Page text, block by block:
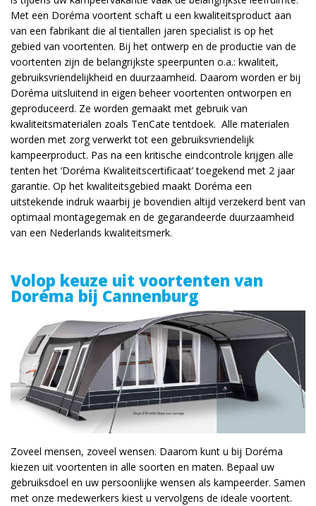
Met een Doréma voortent schaft u een kwaliteitsproduct aan
van een fabrikant die al tientallen jaren specialist is op het
gebied van voortenten. Bij het ontwerp en de productie van de
voortenten zijn de belangrijkste speerpunten o.a.: kwaliteit,
gebruiksvriendelijkheid en duurzaamheid. Daarom worden er bij
Doréma uitsluitend in eigen beheer voortenten ontworpen en
geproduceerd. Ze worden gemaakt met gebruik van
kwaliteitsmaterialen zoals TenCate tentdoek. Alle materialen
worden met zorg verwerkt tot een gebruiksvriendelijk
kampeerproduct. Pas na een kritische eindcontrole krijgen alle
tenten het ‘Doréma ­Kwaliteitscertificaat’ toegekend met 2 jaar
garantie. Op het kwaliteitsgebied maakt Doréma een
uitstekende indruk waarbij je bovendien altijd verzekerd bent van
optimaal montagegemak en de gegarandeerde duurzaamheid
van een Nederlands kwaliteitsmerk.
Volop keuze uit voortenten van
Doréma bij Cannenburg
Zoveel mensen, zoveel wensen. Daarom kunt u bij Doréma
kiezen uit voortenten in alle soorten en maten. Bepaal uw
gebruiksdoel en uw persoonlijke wensen als kampeerder. Samen
met onze medewerkers kiest u vervolgens de ideale voortent.